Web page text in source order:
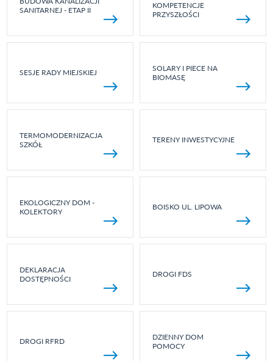
SANITARNEJ - ETAP II
KOMPETENCJE
PRZYSZŁOŚCI
SESJE RADY MIEJSKIEJ
SOLARY I PIECE NA
BIOMASĘ
TERMOMODERNIZACJA
SZKÓŁ
TERENY INWESTYCYJNE
EKOLOGICZNY DOM -
KOLEKTORY
BOISKO UL. LIPOWA
DEKLARACJA
DOSTĘPNOŚCI
DROGI FDS
DROGI RFRD
DZIENNY DOM
POMOCY